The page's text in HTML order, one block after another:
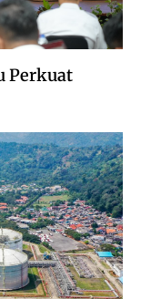
Perkuat